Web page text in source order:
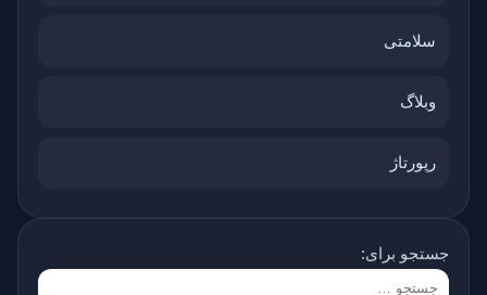
سلامتی
وبلاگ
رپورتاژ
جستجو برای: